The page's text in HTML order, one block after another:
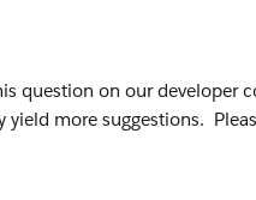
fill="false" axis="left"
question on our developer
more suggestions.